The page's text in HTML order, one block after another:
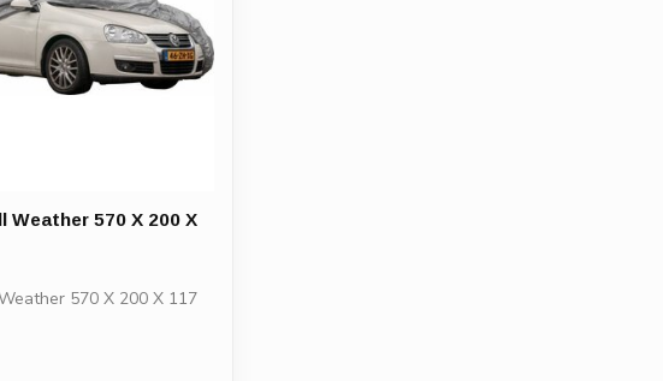
Weather 570 X 200 X
570 X 200 X 117